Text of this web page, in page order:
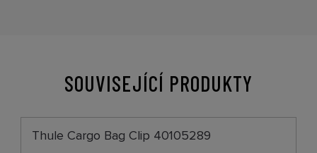
SOUVISEJÍCÍ PRODUKTY
Thule Cargo Bag Clip 40105289